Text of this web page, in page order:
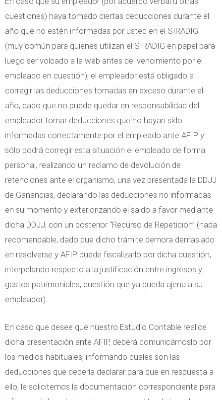
cuestiones) haya tomado ciertas deducciones durante el
año que no estén informadas por usted en el SIRADIG
(muy común para quienes utilizan el SIRADIG en papel para
luego ser volcado a la web antes del vencimiento por el
empleado en cuestión), el empleador está obligado a
corregir las deducciones tomadas en exceso durante el
año, dado que no puede quedar en responsabilidad del
empleador tomar deducciones que no hayan sido
informadas correctamente por el empleado ante AFIP y
sólo podrá corregir esta situación el empleado de forma
personal, realizando un reclamo de devolución de
retenciones ante el organismo, una vez presentada la DDJJ
de Ganancias, declarando las deducciones no informadas
en su momento y exteriorizando el saldo a favor mediante
dicha DDJJ, con un posterior “Recurso de Repetición” (nada
recomendable, dado que dicho trámite demora demasiado
en resolverse y AFIP puede fiscalizarlo por dicha cuestión,
interpelando respecto a la justificación entre ingresos y
gastos patrimoniales, cuestión que ya queda ajena a su
empleador).
En caso que desee que nuestro Estudio Contable realice
dicha presentación ante AFIP, deberá comunicárnoslo por
los medios habituales, informando cuales son las
deducciones que debería declarar para que en respuesta a
ello, le solicitemos la documentación correspondiente para